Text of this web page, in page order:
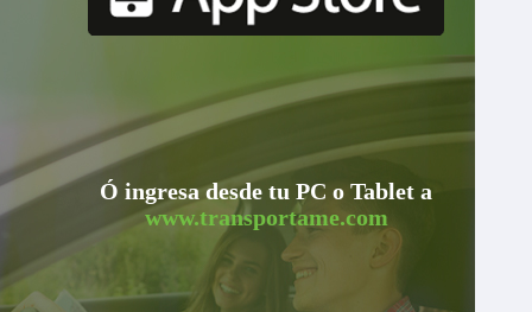
Ó ingresa desde tu PC o Tablet a
www.transportame.com